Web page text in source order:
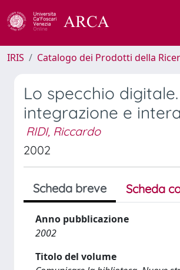
IRIS Catalogo dei Prodotti della
Lo specchio
integrazione e
RIDI, Riccardo
2002
Scheda breve Scheda
Anno pubblicazione
2002
Titolo del volume